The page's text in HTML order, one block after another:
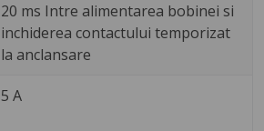
20 ms Intre alimentarea bobinei si
inchiderea contactului temporizat
la anclansare
5 A